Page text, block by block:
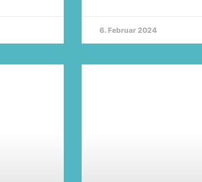
6. Februar 2024